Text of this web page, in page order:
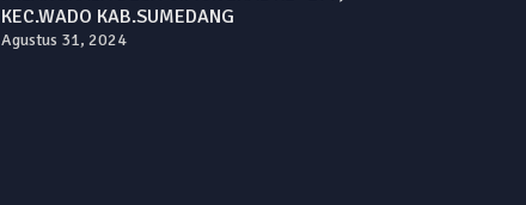
KEC.WADO KAB.SUMEDANG
Agustus 31, 2024